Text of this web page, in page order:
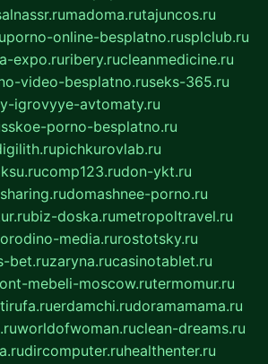
madoma.rutajuncos.ru
porno-online-besplatno.rusplclub.ru
expo.ruribery.rucleanmedicine.ru
video-besplatno.ruseks-365.ru
igrovyye-avtomaty.ru
porno-besplatno.ru
pichkurovlab.ru
comp123.rudon-ykt.ru
domashnee-porno.ru
biz-doska.rumetropoltravel.ru
media.rurostotsky.ru
bet.ruzaryna.rucasinotablet.ru
mebeli-moscow.rutermomur.ru
erdamchi.rudoramamama.ru
worldofwoman.ruclean-dreams.ru
dircomputer.ruhealthenter.ru